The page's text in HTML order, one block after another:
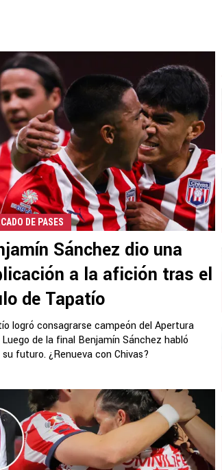
DE PASES
Sánchez dio una
a la afición tras el
de Tapatío
logró consagrarse campeón del Apertura
de la final Benjamín Sánchez habló
futuro. ¿Renueva con Chivas?